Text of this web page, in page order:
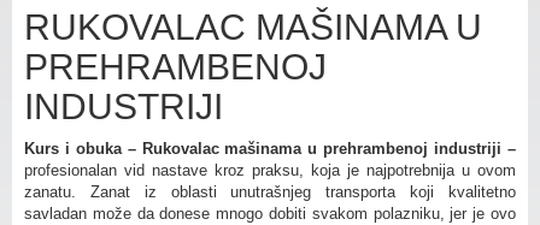
RUKOVALAC MAŠINAMA U
PREHRAMBENOJ
INDUSTRIJI
Kurs i obuka – Rukovalac mašinama u prehrambenoj industriji –
profesionalan vid nastave kroz praksu, koja je najpotrebnija u ovom
zanatu. Zanat iz oblasti unutrašnjeg transporta koji kvalitetno
savladan može da donese mnogo dobiti svakom polazniku, jer je ovo